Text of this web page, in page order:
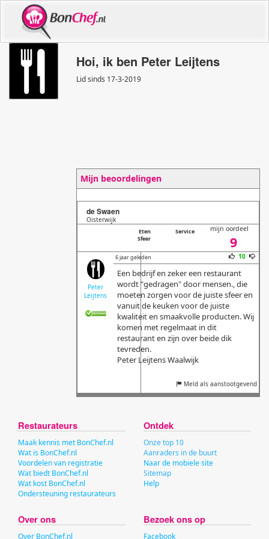
Hoi, ik ben Peter Leijtens
Lid sinds 17-3-2019
Mijn beoordelingen
de Swaen
Oisterwijk
Eten
Service
Sfeer
mijn oordeel
9
Peter
Leijtens
6 jaar geleden 10
Een bedrijf en zeker een restaurant
wordt "gedragen" door mensen., die
moeten zorgen voor de juiste sfeer en
vanuit de keuken voor de juiste
kwaliteit en smaakvolle producten. Wij
komen met regelmaat in dit
restaurant en zijn over beide dik
tevreden.
Peter Leijtens Waalwijk
Meld als aanstootgevend
Restaurateurs
Maak kennis met BonChef.nl
Wat is BonChef.nl
Voordelen van registratie
Wat biedt BonChef.nl
Wat kost BonChef.nl
Ondersteuning restaurateurs
Ontdek
Onze top 10
Aanraders in de buurt
Naar de mobiele site
Sitemap
Help
Over ons
Over BonChef.nl
Bezoek ons op
Facebook